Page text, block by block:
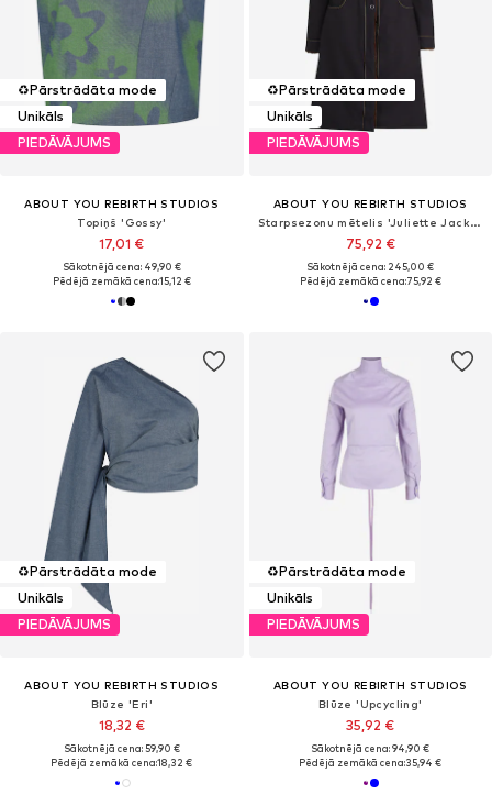
♻️Pārstrādāta mode
Unikāls
PIEDĀVĀJUMS
ABOUT YOU REBIRTH STUDIOS
Topiņš 'Gossy'
17,01 €
Sākotnējā cena: 49,90 €
Pēdējā zemākā cena:15,12 €
♻️Pārstrādāta mode
Unikāls
PIEDĀVĀJUMS
ABOUT YOU REBIRTH STUDIOS
Starpsezonu mētelis 'Juliette Jacket'
75,92 €
Sākotnējā cena: 245,00 €
Pēdējā zemākā cena:75,92 €
♻️Pārstrādāta mode
Unikāls
PIEDĀVĀJUMS
ABOUT YOU REBIRTH STUDIOS
Blūze 'Eri'
18,32 €
Sākotnējā cena: 59,90 €
Pēdējā zemākā cena:18,32 €
♻️Pārstrādāta mode
Unikāls
PIEDĀVĀJUMS
ABOUT YOU REBIRTH STUDIOS
Blūze 'Upcycling'
35,92 €
Sākotnējā cena: 94,90 €
Pēdējā zemākā cena:35,94 €